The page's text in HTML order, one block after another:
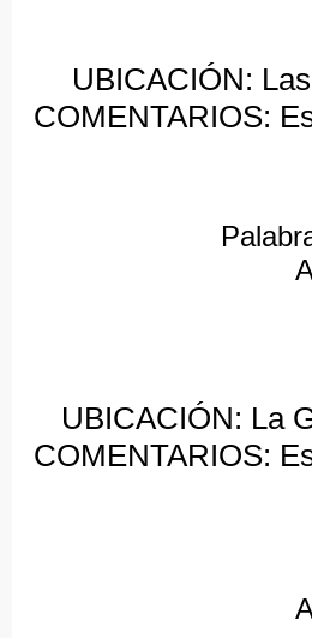
UBICACIÓN:
COMENTARIOS:
UBICACIÓN: La
COMENTARIOS: